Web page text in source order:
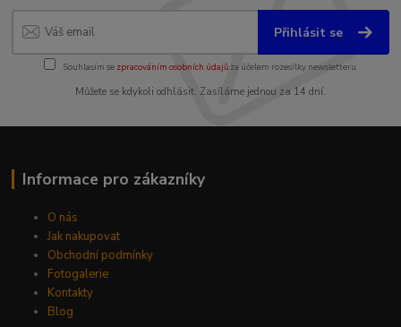
Přihlásit se
Souhlasím se zpracováním osobních údajůza účelem rozesílky newsletteru.
Můžete se kdykoli odhlásit. Zasíláme jednou za 14 dní.
Informace pro zákazníky
O nás
Jak nakupovat
Obchodní podmínky
Fotogalerie
Kontakty
Blog